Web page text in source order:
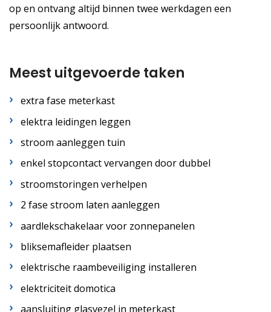
op en ontvang altijd binnen twee werkdagen een
persoonlijk antwoord.
Meest uitgevoerde taken
extra fase meterkast
elektra leidingen leggen
stroom aanleggen tuin
enkel stopcontact vervangen door dubbel
stroomstoringen verhelpen
2 fase stroom laten aanleggen
aardlekschakelaar voor zonnepanelen
bliksemafleider plaatsen
elektrische raambeveiliging installeren
elektriciteit domotica
aansluiting glasvezel in meterkast